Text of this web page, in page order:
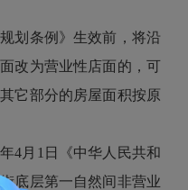
条例》生效前，将沿
改为营业性店面的，可
它部分的房屋面积按原
月1日《中华人民共和
底层第一自然间非营业